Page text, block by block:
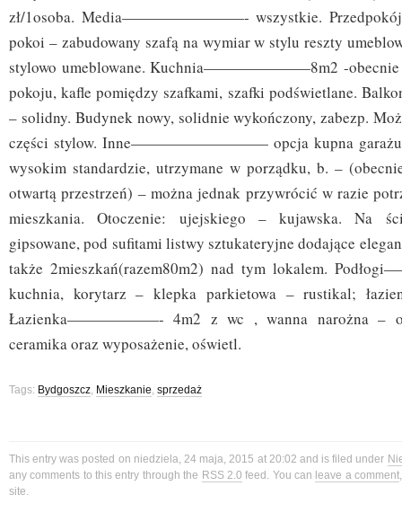
zł/1osoba. Media————————- wszystkie. Przedpokój
pokoi – zabudowany szafą na wymiar w stylu reszty
stylowo umeblowane. Kuchnia———————8m2 -obecnie
pokoju, kafle pomiędzy szafkami, szafki podświetlane.
– solidny. Budynek nowy, solidnie wykończony, zabezp.
części stylow. Inne————————— opcja kupna garażu
wysokim standardzie, utrzymane w porządku, b. –
otwartą przestrzeń) – można jednak przywrócić w razie
mieszkania. Otoczenie: ujejskiego – kujawska. Na
gipsowane, pod sufitami listwy sztukateryjne dodające
także 2mieszkań(razem80m2) nad tym lokalem.
kuchnia, korytarz – klepka parkietowa – rustikal;
Łazienka——————- 4m2 z wc , wanna narożna –
ceramika oraz wyposażenie, oświetl.
Tags: Bydgoszcz, Mieszkanie, sprzedaż
This entry was posted on niedziela, 24 maja, 2015 at 20:02 and is filed under
any comments to this entry through the RSS 2.0 feed. You can leave a comment
site.